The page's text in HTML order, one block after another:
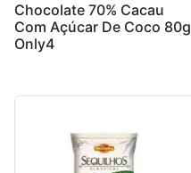
Chocolate 70% Cacau
Com Açúcar De Coco 80g
Only4